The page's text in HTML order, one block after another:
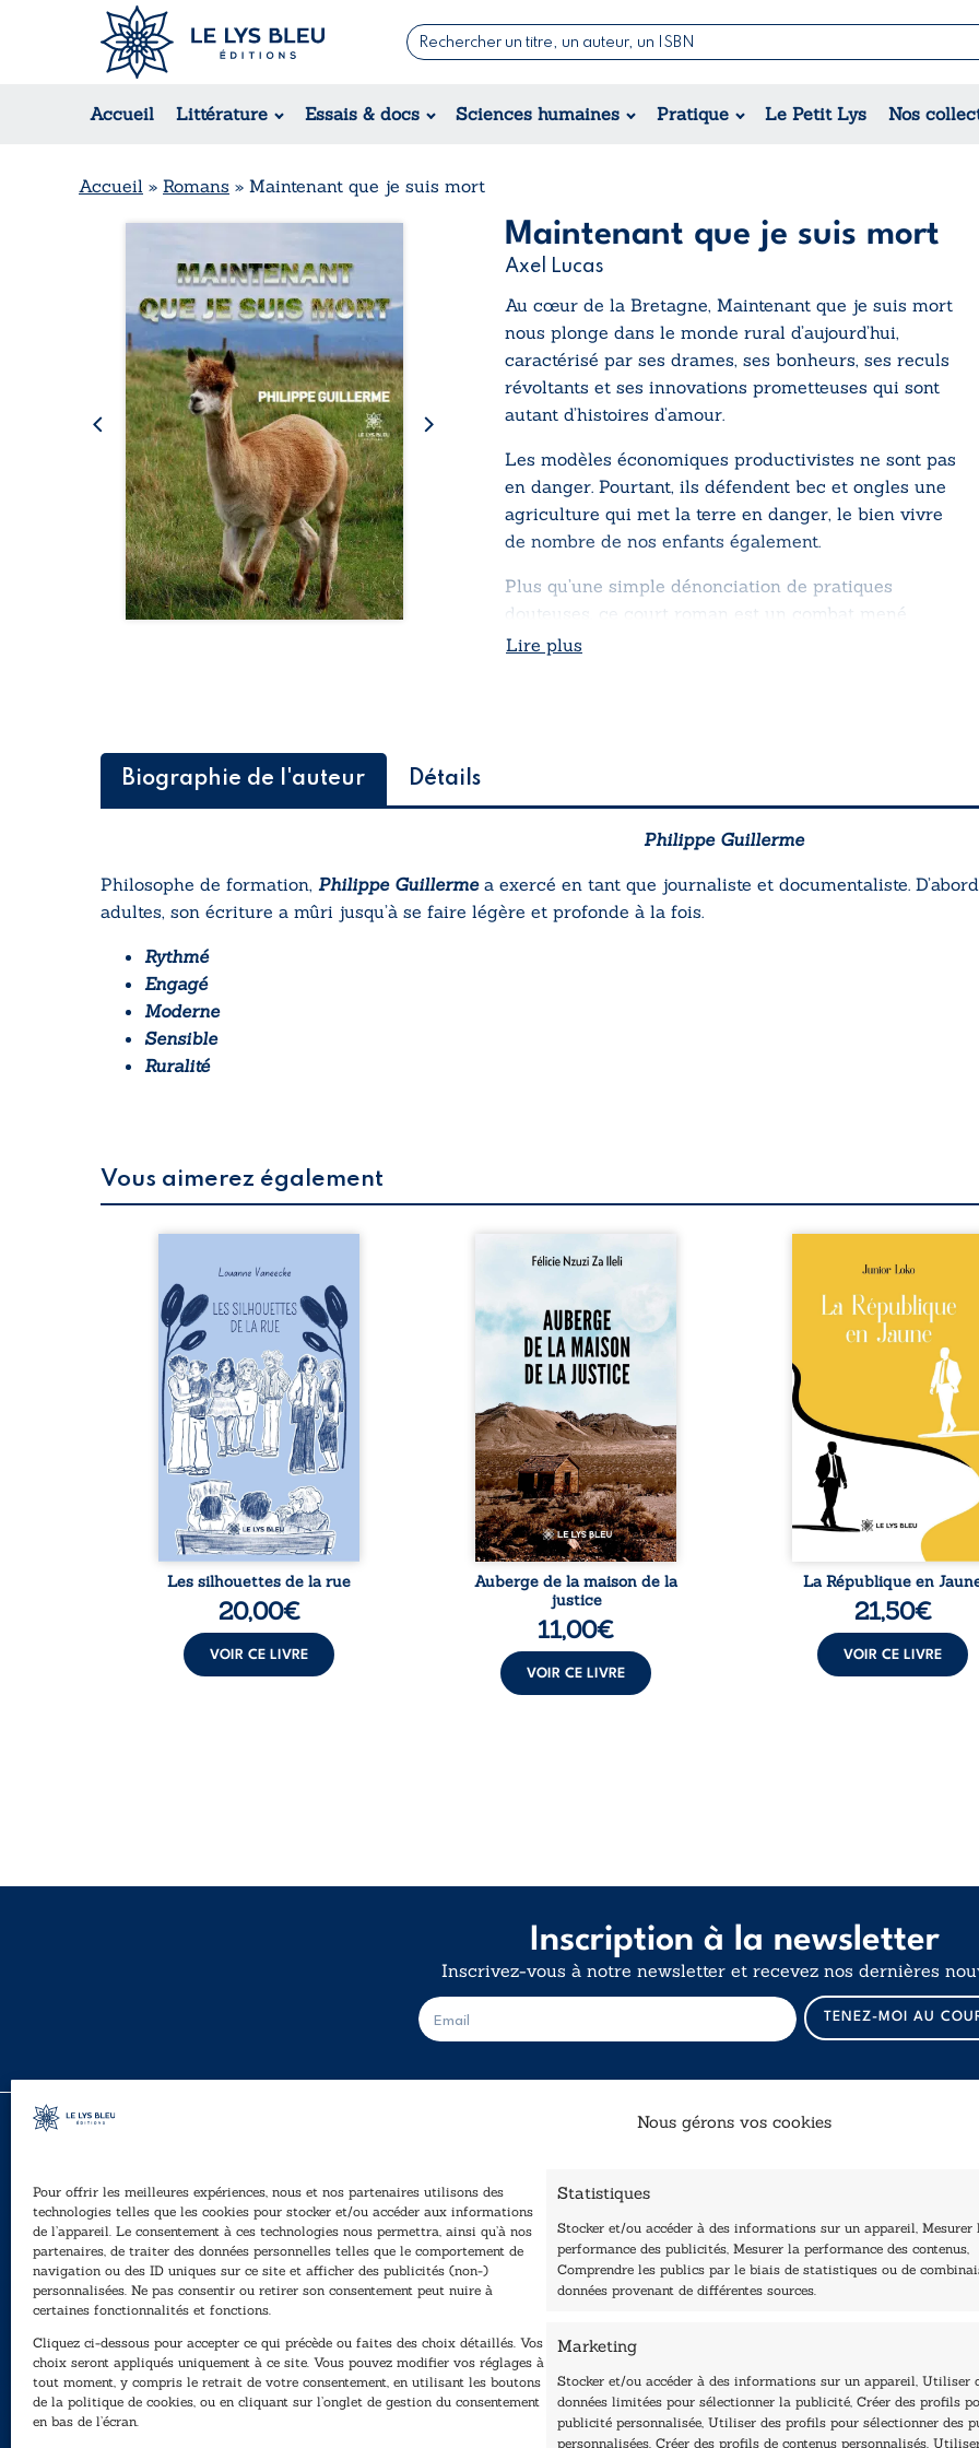
Nous gérons vos cookies
Pour offrir les meilleures expériences, nous et nos partenaires utilisons des
technologies telles que les cookies pour stocker et/ou accéder aux informations
de l’appareil. Le consentement à ces technologies nous permettra, ainsi qu’à nos
partenaires, de traiter des données personnelles telles que le comportement de
navigation ou des ID uniques sur ce site et afficher des publicités (non-)
personnalisées. Ne pas consentir ou retirer son consentement peut nuire à
certaines fonctionnalités et fonctions.
Cliquez ci-dessous pour accepter ce qui précède ou faites des choix détaillés. Vos
choix seront appliqués uniquement à ce site. Vous pouvez modifier vos réglages à
tout moment, y compris le retrait de votre consentement, en utilisant les boutons
de la politique de cookies, ou en cliquant sur l’onglet de gestion du consentement
en bas de l’écran.
Statistiques
Stocker et/ou accéder à des informations sur un appareil, Mesurer
performance des publicités, Mesurer la performance des contenus,
Comprendre les publics par le biais de statistiques ou de
données provenant de différentes sources.
Marketing
Stocker et/ou accéder à des informations sur un appareil, Utiliser
données limitées pour sélectionner la publicité, Créer des profils
publicité personnalisée, Utiliser des profils pour sélectionner des
personnalisées, Créer des profils de contenus personnalisés,
Accueil Littérature Essais & docs Sciences humaines Pratique Le Petit Lys Nos
Romans
Suspense / Thriller / Policier
Romance
Régional
Jeunesse
Nouvelles & Contes
Théâtre
Accueil » Romans » Maintenant que je suis mort
Maintenant que je suis mort
Axel Lucas
Au cœur de la Bretagne, Maintenant que je suis mort
nous plonge dans le monde rural d’aujourd’hui,
caractérisé par ses drames, ses bonheurs, ses reculs
révoltants et ses innovations prometteuses qui sont
autant d’histoires d’amour.
Les modèles économiques productivistes ne sont pas
en danger. Pourtant, ils défendent bec et ongles une
agriculture qui met la terre en danger, le bien vivre
de nombre de nos enfants également.
Plus qu’une simple dénonciation de pratiques
douteuses, ce court roman est un combat mené
tambour battant, un appel à une plus grande lucidité
Lire plus
Biographie de l'auteur Détails
Philippe Guillerme
Philosophe de formation, Philippe Guillermea exercé en tant que journaliste et documentaliste.
adultes, son écriture a mûri jusqu’à se faire légère et profonde à la fois.
Rythmé
Engagé
Moderne
Sensible
Ruralité
Vous aimerez également
donne la parole à six
personnages ordinaires,
traversés par des pensées,
des émotions et des silences
qui pourraient appartenir à
chacun de nous. À travers
leurs parcours, ce roman
invite à porter un regard
différent sur celles et ceux
qui nous entourent, à deviner
ce qui se cache derrière les
apparences et à s’ouvrir au
fourmillement sensible de
notre ...
Les silhouettes de la rue
20,00€
VOIR CE LIVRE
Auberge de la maison de la
parcours exemplaire de
Mbala Zi Nkuaku Lema Félix.
Magistrat intègre, fervent
défenseur des droits
humains et de
l’indépendance judiciaire, il
voit sa carrière de trente-
quatre ans brutalement
brisée par une révocation
arbitraire en 2009, plongeant
sa vie dans un chaos
matériel et moral. À ...
Auberge de la maison de la
justice
11,00€
VOIR CE LIVRE
Congo, la naissance
jumeaux de races
bouleverse l’ordre
Senior est Noir et Junior
Blanc, bien que nés
couple de Noirs. Très
l’événement attire les
internationaux et
le bébé blanc en une
emblématique
investie, selon certains,
mission
Cependant, sous couvert
La République en
21,50€
VOIR CE LIVRE
Inscription à la newsletter
Inscrivez-vous à notre newsletter et recevez nos dernières
E
E
-
m
i
TENEZ-MOI AU
40, rue du Louvre 75001 Paris
01 76 50 38 88
Horaires du standard
De mardi à vendredi :
9h - 12h et 13h30 - 16h30
Lundi, samedi et dimanche : fermé
Accueil
Être édité
Contactez-nous
Les Plumes du Lys Bleu
Prix sciences humaines
Nos collections
Nos auteurs
Essai & docs
Sciences humaines